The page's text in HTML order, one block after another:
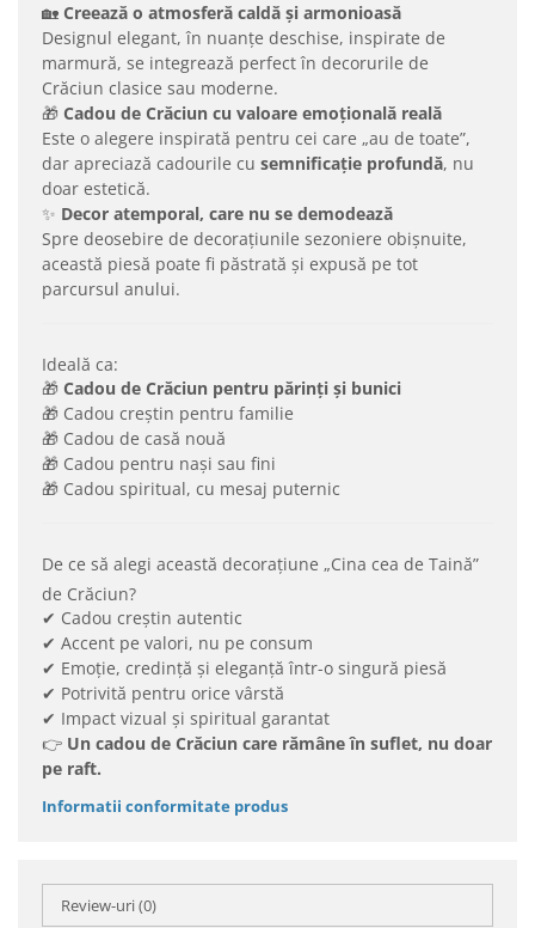
🏡 Creează o atmosferă caldă și armonioasă
Designul elegant, în nuanțe deschise, inspirate de
marmură, se integrează perfect în decorurile de
Crăciun clasice sau moderne.
🎁 Cadou de Crăciun cu valoare emoțională reală
Este o alegere inspirată pentru cei care „au de toate”,
dar apreciază cadourile cu semnificație profundă, nu
doar estetică.
✨ Decor atemporal, care nu se demodează
Spre deosebire de decorațiunile sezoniere obișnuite,
această piesă poate fi păstrată și expusă pe tot
parcursul anului.
Ideală ca:
🎁 Cadou de Crăciun pentru părinți și bunici
🎁 Cadou creștin pentru familie
🎁 Cadou de casă nouă
🎁 Cadou pentru nași sau fini
🎁 Cadou spiritual, cu mesaj puternic
De ce să alegi această decorațiune „Cina cea de Taină”
de Crăciun?
✔ Cadou creștin autentic
✔ Accent pe valori, nu pe consum
✔ Emoție, credință și eleganță într-o singură piesă
✔ Potrivită pentru orice vârstă
✔ Impact vizual și spiritual garantat
👉 Un cadou de Crăciun care rămâne în suflet, nu doar
pe raft.
Informatii conformitate produs
Review-uri(0)